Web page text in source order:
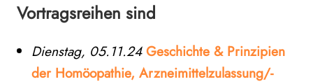
Vortragsreihen sind
Dienstag, 05.11.24Geschichte & Prinzipien
der Homöopathie, Arzneimittelzulassung/-